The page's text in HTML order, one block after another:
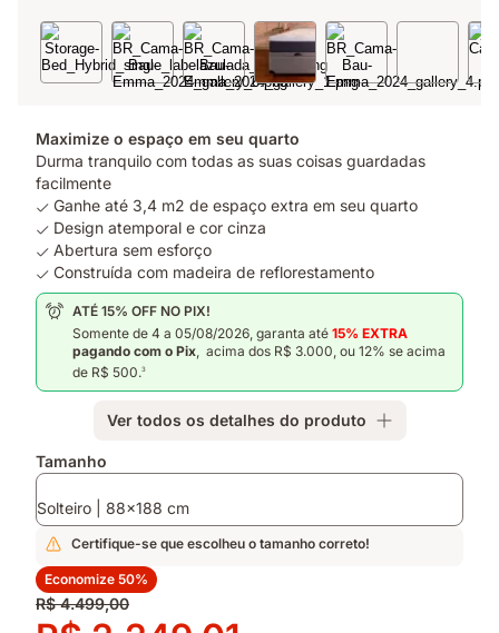
Maximize o espaço em seu quarto
Durma tranquilo com todas as suas coisas guardadas
facilmente
Ganhe até 3,4 m2 de espaço extra em seu quarto
Design atemporal e cor cinza
Abertura sem esforço
Construída com madeira de reflorestamento
ATÉ 15% OFF NO PIX!
Somente de 4 a 05/08/2026, garanta até 15% EXTRA
pagando com o Pix, acima dos R$ 3.000, ou 12% se acima
de R$ 500.3
Ver todos os detalhes do produto
Complementos
Tamanho
Solteiro | 88x188 cm
Certifique-se que escolheu o tamanho correto!
Economize 50%
Preço
original
R$ 4.499,00
Preço